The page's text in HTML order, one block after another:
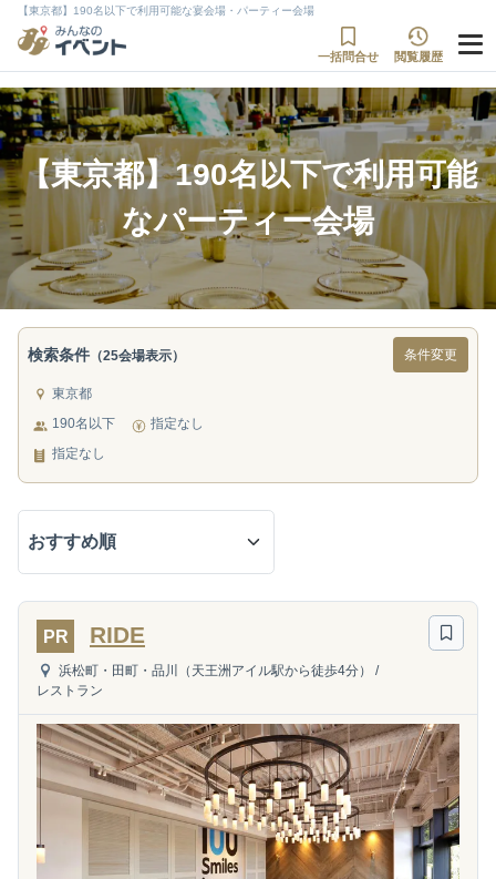
【東京都】190名以下で利用可能な宴会場・パーティー会場
一括問合せ 閲覧履歴
【東京都】190名以下で利用可能
なパーティー会場
検索条件 （25会場表示） 条件変更
東京都
190名以下
指定なし
指定なし
PR RIDE
浜松町・田町・品川（天王洲アイル駅から徒歩4分）
/
レストラン